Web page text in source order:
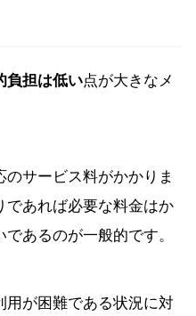
負担は低い点が大きなメ
サービス料がかかりま
であれば必要な料金はか
あるのが一般的です。
用が困難である状況に対